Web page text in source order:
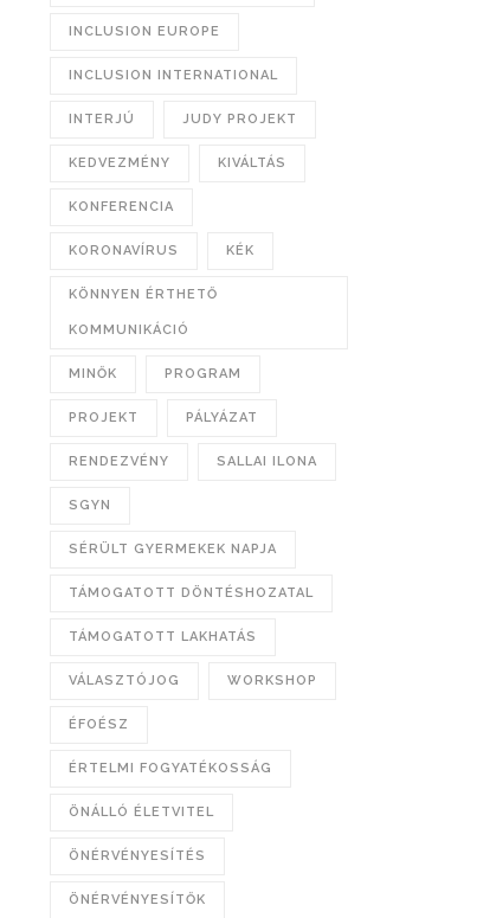
INCLUSION EUROPE
INCLUSION INTERNATIONAL
INTERJÚ JUDY PROJEKT
KEDVEZMÉNY KIVÁLTÁS
KONFERENCIA
KORONAVÍRUS KÉK
KÖNNYEN ÉRTHETŐ
KOMMUNIKÁCIÓ
MINŐK PROGRAM
PROJEKT PÁLYÁZAT
RENDEZVÉNY SALLAI ILONA
SGYN
SÉRÜLT GYERMEKEK NAPJA
TÁMOGATOTT DÖNTÉSHOZATAL
TÁMOGATOTT LAKHATÁS
VÁLASZTÓJOG WORKSHOP
ÉFOÉSZ
ÉRTELMI FOGYATÉKOSSÁG
ÖNÁLLÓ ÉLETVITEL
ÖNÉRVÉNYESÍTÉS
ÖNÉRVÉNYESÍTŐK